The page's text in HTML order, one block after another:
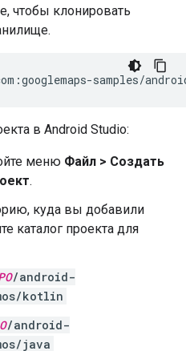
чтобы клонировать
samples/
в Android Studio:
меню Файл > Создать
.
куда вы добавили
каталог проекта для
/android-
kotlin
/android-
java